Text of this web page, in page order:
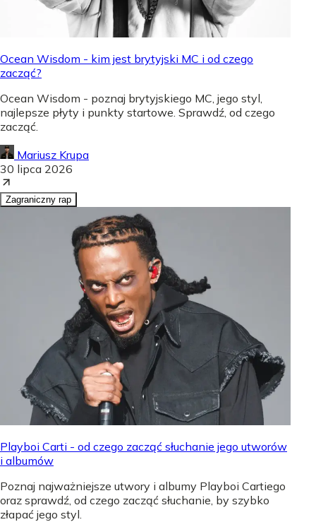
Ocean Wisdom - kim jest brytyjski MC i od czego
zacząć?
Ocean Wisdom - poznaj brytyjskiego MC, jego styl,
najlepsze płyty i punkty startowe. Sprawdź, od czego
zacząć.
Mariusz Krupa
30 lipca 2026
Zagraniczny rap
Playboi Carti - od czego zacząć słuchanie jego utworów
i albumów
Poznaj najważniejsze utwory i albumy Playboi Cartiego
oraz sprawdź, od czego zacząć słuchanie, by szybko
złapać jego styl.